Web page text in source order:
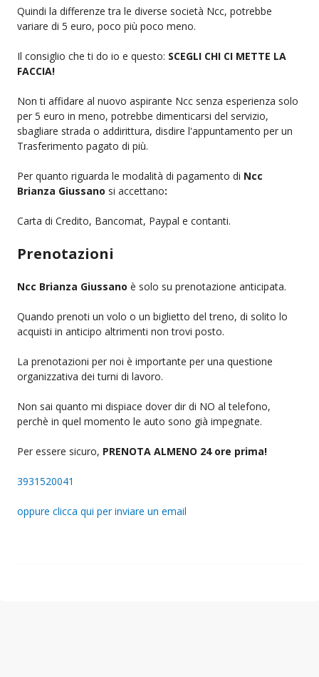
Quindi la differenze tra le diverse società Ncc, potrebbe
variare di 5 euro, poco più poco meno.
Il consiglio che ti do io e questo: SCEGLI CHI CI METTE LA
FACCIA!
Non ti affidare al nuovo aspirante Ncc senza esperienza solo
per 5 euro in meno, potrebbe dimenticarsi del servizio,
sbagliare strada o addirittura, disdire l'appuntamento per un
Trasferimento pagato di più.
Per quanto riguarda le modalità di pagamento di Ncc
Brianza Giussano si accettano:
Carta di Credito, Bancomat, Paypal e contanti.
Prenotazioni
Ncc Brianza Giussano è solo su prenotazione anticipata.
Quando prenoti un volo o un biglietto del treno, di solito lo
acquisti in anticipo altrimenti non trovi posto.
La prenotazioni per noi è importante per una questione
organizzativa dei turni di lavoro.
Non sai quanto mi dispiace dover dir di NO al telefono,
perchè in quel momento le auto sono già impegnate.
Per essere sicuro, PRENOTA ALMENO 24 ore prima!
3931520041
oppure clicca qui per inviare un email